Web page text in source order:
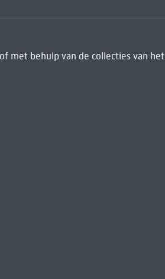
met behulp van de collecties van het